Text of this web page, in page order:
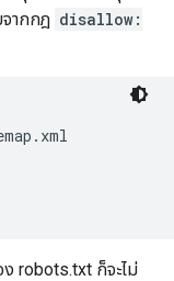
จากกฎ disallow:
robots.txt ก็จะไม่